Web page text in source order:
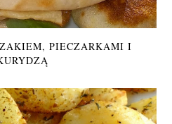
PIECZARKAMI I